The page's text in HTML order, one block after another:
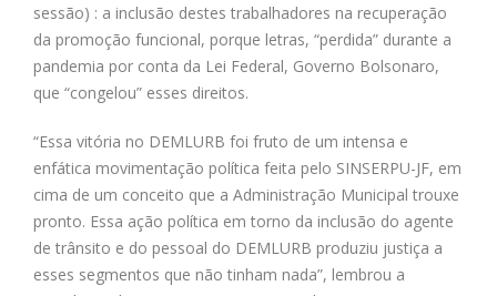
sessão) : a inclusão destes trabalhadores na recuperação
da promoção funcional, porque letras, “perdida” durante a
pandemia por conta da Lei Federal, Governo Bolsonaro,
que “congelou” esses direitos.
“Essa vitória no DEMLURB foi fruto de um intensa e
enfática movimentação política feita pelo SINSERPU-JF, em
cima de um conceito que a Administração Municipal trouxe
pronto. Essa ação política em torno da inclusão do agente
de trânsito e do pessoal do DEMLURB produziu justiça a
esses segmentos que não tinham nada”, lembrou a